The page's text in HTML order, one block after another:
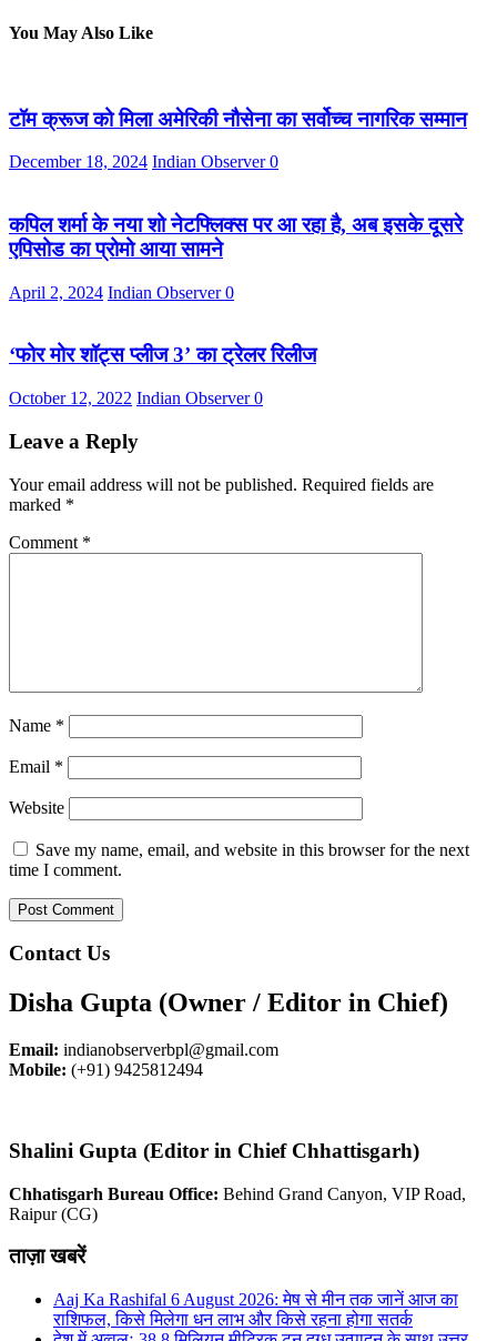
You May Also Like
टॉम क्रूज को मिला अमेरिकी नौसेना का सर्वोच्च नागरिक सम्मान
December 18, 2024 Indian Observer0
कपिल शर्मा के नया शो नेटफ्लिक्स पर आ रहा है, अब इसके दूसरे
एपिसोड का प्रोमो आया सामने
April 2, 2024 Indian Observer0
‘फोर मोर शॉट्स प्लीज 3’ का ट्रेलर रिलीज
October 12, 2022 Indian Observer0
Leave a Reply
Your email address will not be published. Required fields are
marked *
Comment *
Name *
Email *
Website
Save my name, email, and website in this browser for the next
time I comment.
Contact Us
Disha Gupta (Owner / Editor in Chief)
Email: indianobserverbpl@gmail.com
Mobile: (+91) 9425812494
Shalini Gupta (Editor in Chief Chhattisgarh)
Chhatisgarh Bureau Office: Behind Grand Canyon, VIP Road,
Raipur (CG)
ताज़ा खबरें
Aaj Ka Rashifal 6 August 2026: मेष से मीन तक जानें आज का
राशिफल, किसे मिलेगा धन लाभ और किसे रहना होगा सतर्क